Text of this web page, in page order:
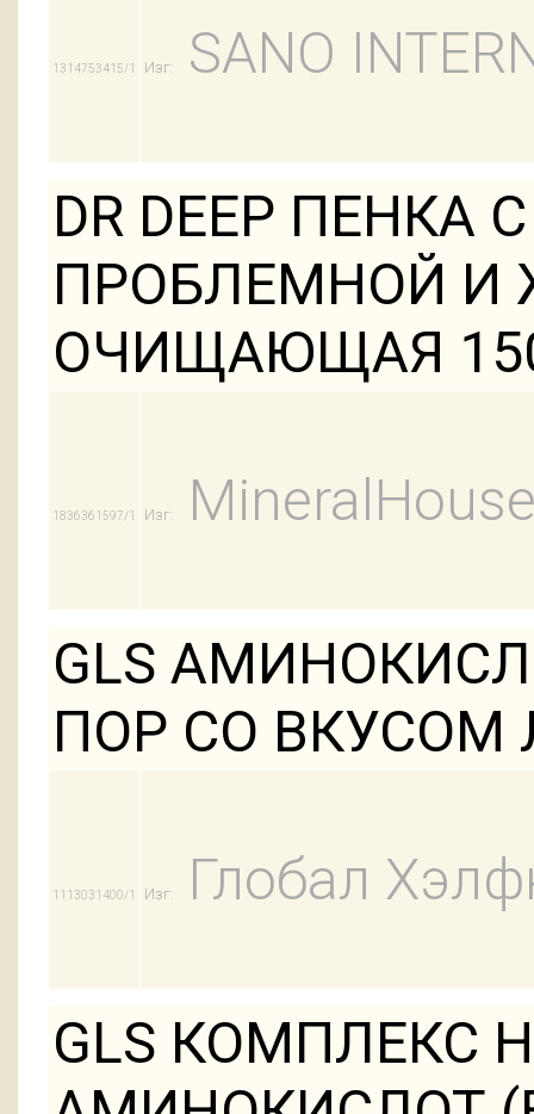
1314753415/1 Изг: SANO
DR DEEP
ПРОБЛЕМНОЙ
ОЧИЩАЮЩАЯ
1836361597/1 Изг:
GLS
ПОР СО ВКУСОМ
1113031400/1 Изг: Глобал
GLS КОМПЛЕКС